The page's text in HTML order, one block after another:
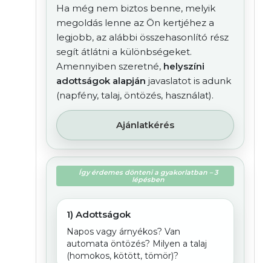
Ha még nem biztos benne, melyik
megoldás lenne az Ön kertjéhez a
legjobb, az alábbi összehasonlító rész
segít átlátni a különbségeket.
Amennyiben szeretné, helyszíni
adottságok alapján javaslatot is adunk
(napfény, talaj, öntözés, használat).
Ajánlatkérés
Így érdemes dönteni a gyakorlatban – 3
lépésben
1) Adottságok
Napos vagy árnyékos? Van
automata öntözés? Milyen a talaj
(homokos, kötött, tömör)?